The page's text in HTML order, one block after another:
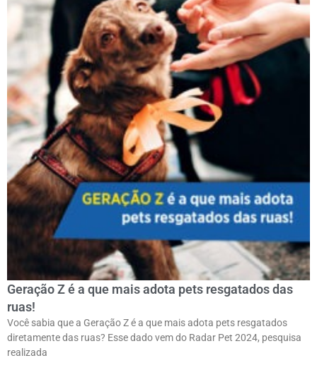
Geração Z é a que mais adota pets resgatados das
ruas!
Você sabia que a Geração Z é a que mais adota pets resgatados
diretamente das ruas? Esse dado vem do Radar Pet 2024, pesquisa
realizada